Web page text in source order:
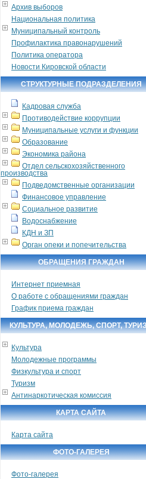
Архив выборов
Национальная политика
Муниципальный контроль
Профилактика правонарушений
Политика оператора
Новости Кировской области
СТРУКТУРНЫЕ ПОДРАЗДЕЛЕНИЯ
Кадровая служба
Противодействие коррупции
Муниципальные услуги и функции
Образование
Экономика района
Отдел сельскохозяйственного
производства
Подведомственные организации
Финансовое управление
Социальное развитие
Водоснабжение
КДН и ЗП
Орган опеки и попечительства
ОБРАЩЕНИЯ ГРАЖДАН
Интернет приемная
О работе с обращениями граждан
График приема граждан
КУЛЬТУРА, МОЛОДЕЖЬ, СПОРТ,
Культура
Молодежные программы
Физкультура и спорт
Туризм
Антинаркотическая комиссия
КАРТА САЙТА
Карта сайта
ФОТО-ГАЛЕРЕЯ
Фото-галерея